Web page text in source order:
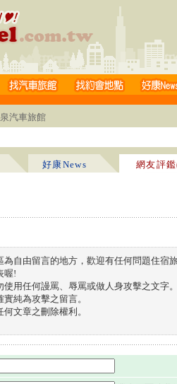
汽車旅館
好康News 網友評
為自由留言的地方，歡迎有任何問題住宿
喔!
使用任何謾罵、辱罵或做人身攻擊之文字。
純為攻擊之留言。
文章之刪除權利。